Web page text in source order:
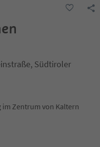
Südtiroler
Zentrum von Kaltern